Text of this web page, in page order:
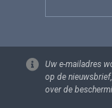
Uw e-mailadres
op de
over de